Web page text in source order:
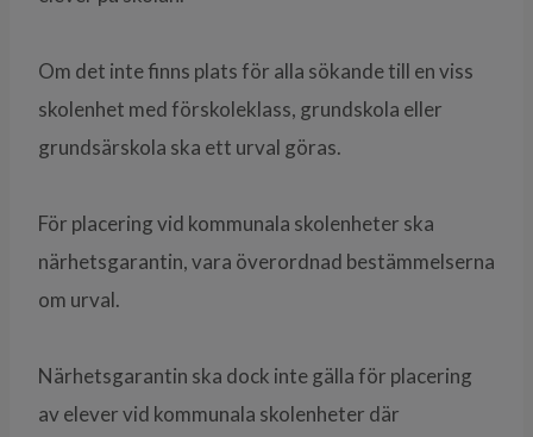
Om det inte finns plats för alla sökande till en viss
skolenhet med förskoleklass, grundskola eller
grundsärskola ska ett urval göras.
För placering vid kommunala skolenheter ska
närhetsgarantin, vara överordnad bestämmelserna
om urval.
Närhetsgarantin ska dock inte gälla för placering
av elever vid kommunala skolenheter där